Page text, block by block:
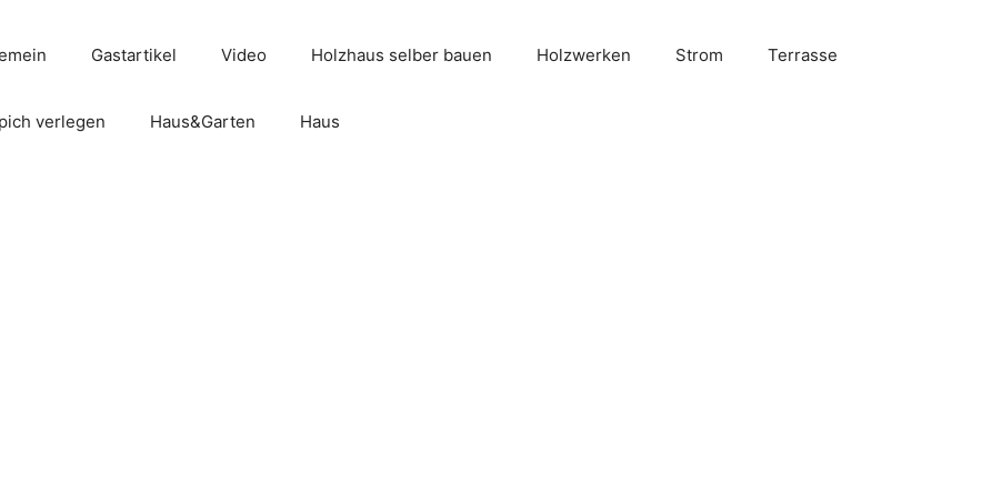
Gastartikel Video Holzhaus selber bauen Holzwerken Strom Terrasse
verlegen Haus&Garten Haus